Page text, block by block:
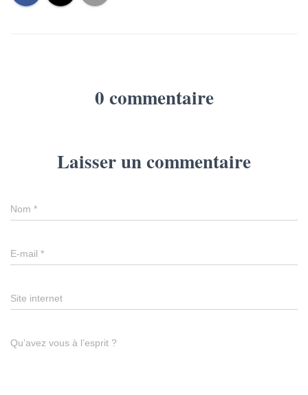
0 commentaire
Laisser un commentaire
Nom *
E-mail *
Site internet
Qu’avez vous à l’esprit ?